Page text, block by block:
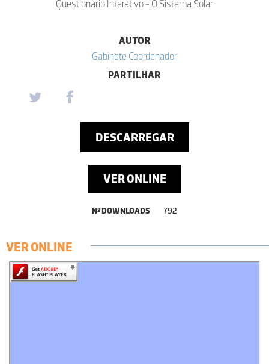
Questionário Interativo - O Sistema Solar
AUTOR
Gabinete Coordenador
PARTILHAR
DESCARREGAR
VER ONLINE
Nº DOWNLOADS 792
VER ONLINE